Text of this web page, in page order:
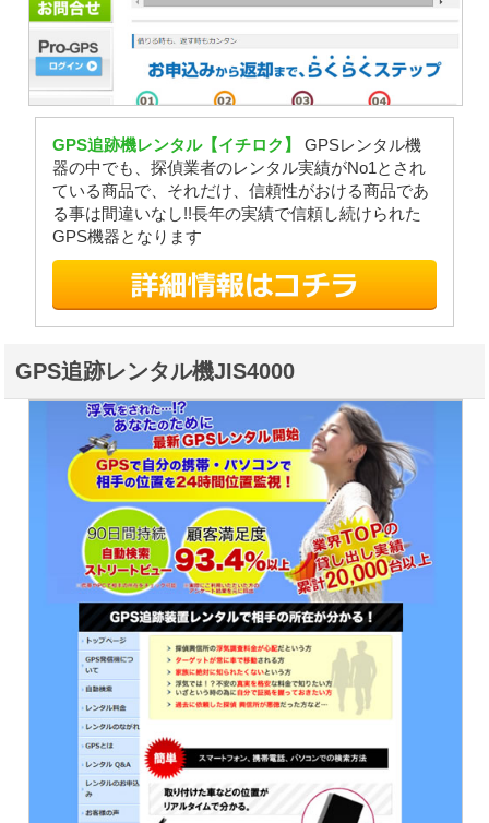
GPS追跡機レンタル【イチロク】
GPSレンタル機
器の中でも、探偵業者のレンタル実績がNo1とされ
ている商品で、それだけ、信頼性がおける商品であ
る事は間違いなし!!長年の実績で信頼し続けられた
GPS機器となります
GPS追跡レンタル機JIS4000